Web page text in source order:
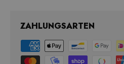
ZAHLUNGSARTEN